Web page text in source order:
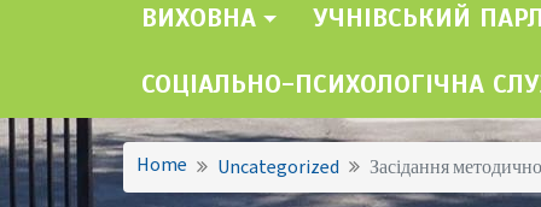
ВИХОВНА УЧНІВСЬКИЙ
СОЦІАЛЬНО-ПСИХОЛОГІЧНА
Home Uncategorized Засідання